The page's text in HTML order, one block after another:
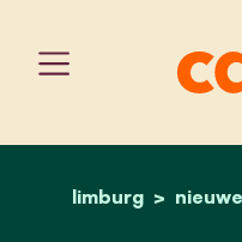
limburg